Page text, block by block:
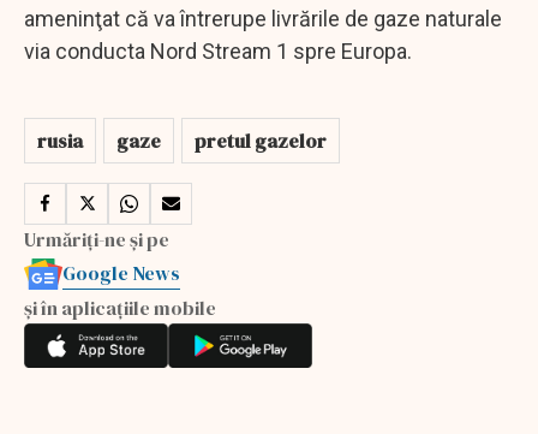
ameninţat că va întrerupe livrările de gaze naturale
via conducta Nord Stream 1 spre Europa.
rusia gaze pretul gazelor
Urmăriți-ne și pe
Google News
și în aplicațiile mobile